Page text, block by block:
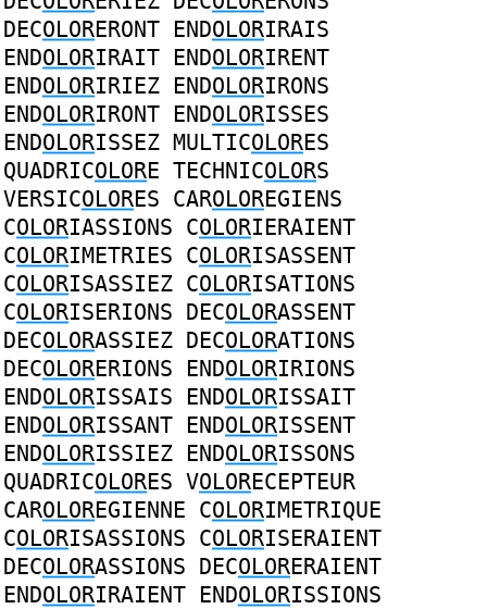
DECOLORERONT ENDOLORIRAIS
ENDOLORIRAIT ENDOLORIRENT
ENDOLORIRIEZ ENDOLORIRONS
ENDOLORIRONT ENDOLORISSES
ENDOLORISSEZ MULTICOLORES
QUADRICOLORE TECHNICOLORS
VERSICOLORES CAROLOREGIENS
COLORIASSIONS COLORIERAIENT
COLORIMETRIES COLORISASSENT
COLORISASSIEZ COLORISATIONS
COLORISERIONS DECOLORASSENT
DECOLORASSIEZ DECOLORATIONS
DECOLORERIONS ENDOLORIRIONS
ENDOLORISSAIS ENDOLORISSAIT
ENDOLORISSANT ENDOLORISSENT
ENDOLORISSIEZ ENDOLORISSONS
QUADRICOLORES VOLORECEPTEUR
CAROLOREGIENNE COLORIMETRIQUE
COLORISASSIONS COLORISERAIENT
DECOLORASSIONS DECOLORERAIENT
ENDOLORIRAIENT ENDOLORISSIONS